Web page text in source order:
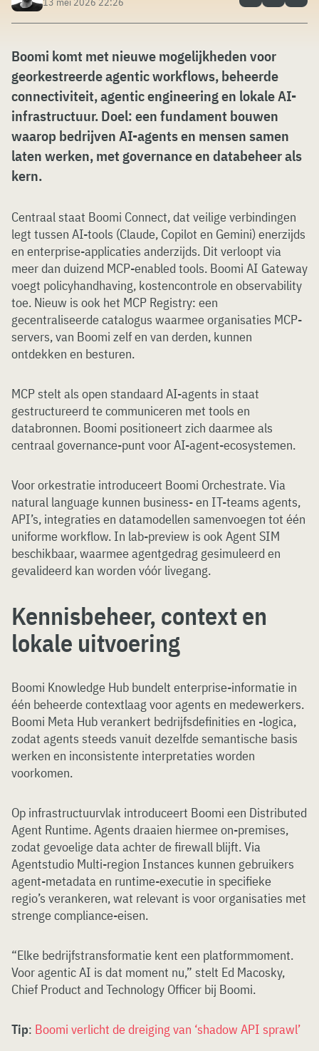
Boomi komt met nieuwe mogelijkheden voor
georkestreerde agentic workflows, beheerde
connectiviteit, agentic engineering en lokale AI-
infrastructuur. Doel: een fundament bouwen
waarop bedrijven AI-agents en mensen samen
laten werken, met governance en databeheer als
kern.
Centraal staat Boomi Connect, dat veilige verbindingen
legt tussen AI-tools (Claude, Copilot en Gemini) enerzijds
en enterprise-applicaties anderzijds. Dit verloopt via
meer dan duizend MCP-enabled tools. Boomi AI Gateway
voegt policyhandhaving, kostencontrole en observability
toe. Nieuw is ook het MCP Registry: een
gecentraliseerde catalogus waarmee organisaties MCP-
servers, van Boomi zelf en van derden, kunnen
ontdekken en besturen.
MCP stelt als open standaard AI-agents in staat
gestructureerd te communiceren met tools en
databronnen. Boomi positioneert zich daarmee als
centraal governance-punt voor AI-agent-ecosystemen.
Voor orkestratie introduceert Boomi Orchestrate. Via
natural language kunnen business- en IT-teams agents,
API’s, integraties en datamodellen samenvoegen tot één
uniforme workflow. In lab-preview is ook Agent SIM
beschikbaar, waarmee agentgedrag gesimuleerd en
gevalideerd kan worden vóór livegang.
Kennisbeheer, context en
lokale uitvoering
Boomi Knowledge Hub bundelt enterprise-informatie in
één beheerde contextlaag voor agents en medewerkers.
Boomi Meta Hub verankert bedrijfsdefinities en -logica,
zodat agents steeds vanuit dezelfde semantische basis
werken en inconsistente interpretaties worden
voorkomen.
Op infrastructuurvlak introduceert Boomi een Distributed
Agent Runtime. Agents draaien hiermee on-premises,
zodat gevoelige data achter de firewall blijft. Via
Agentstudio Multi-region Instances kunnen gebruikers
agent-metadata en runtime-executie in specifieke
regio’s verankeren, wat relevant is voor organisaties met
strenge compliance-eisen.
“Elke bedrijfstransformatie kent een platformmoment.
Voor agentic AI is dat moment nu,” stelt Ed Macosky,
Chief Product and Technology Officer bij Boomi.
Tip: Boomi verlicht de dreiging van ‘shadow API sprawl’